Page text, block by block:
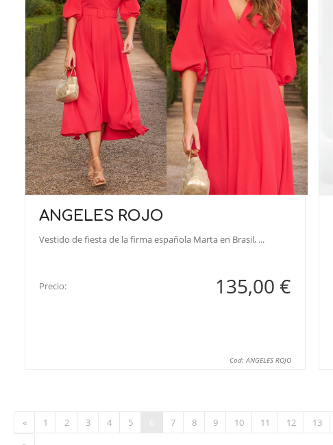
ANGELES ROJO
Vestido de fiesta de la firma española Marta en Brasil, ...
Precio: 135,00 €
Cod: ANGELES ROJO
« 1 2 3 4 5 7 8 9 10 11 12 13